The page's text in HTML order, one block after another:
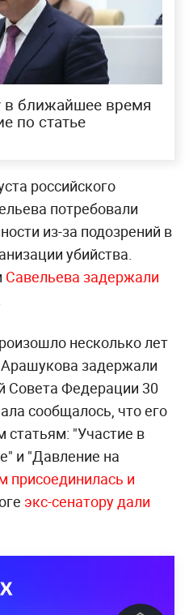
в ближайшее время
по статье
российского
потребовали
из-за подозрений в
убийства.
Савельева задержали
несколько лет
задержали
Совета Федерации 30
сообщалось, что его
"Участие в
и "Давление на
присоединилась и
экс-сенатору дали